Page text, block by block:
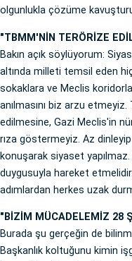
olgunlukla çözüme
"TBMM'NİN TERÖRİZE
Bakın açık söylüyorum:
altında milleti temsil eden
sokaklara ve Meclis
anılmasını biz arzu
edilmesine, Gazi Meclis'in
rıza göstermeyiz. Az
konuşarak siyaset
duygusuyla hareket
adımlardan herkes uzak
"BİZİM MÜCADELEMİZ 28
Burada şu gerçeğin de
Başkanlık koltuğunu kimin